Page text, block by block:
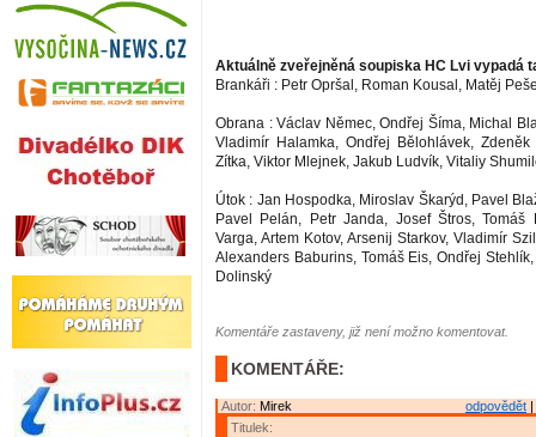
Aktuálně zveřejněná soupiska HC Lvi vypadá
Brankáři : Petr Opršal, Roman Kousal, Matěj
Obrana : Václav Němec, Ondřej Šíma, Michal
Vladimír Halamka, Ondřej Bělohlávek, Zdeněk
Zítka, Viktor Mlejnek, Jakub Ludvík, Vitaliy
Útok : Jan Hospodka, Miroslav Škarýd, Pavel
Pavel Pelán, Petr Janda, Josef Štros, Tomáš
Varga, Artem Kotov, Arsenij Starkov, Vladimír
Alexanders Baburins, Tomáš Eis, Ondřej
Dolinský
Komentáře zastaveny, již není možno komentovat.
KOMENTÁŘE:
odpovědět
Autor: Mirek
Titulek: